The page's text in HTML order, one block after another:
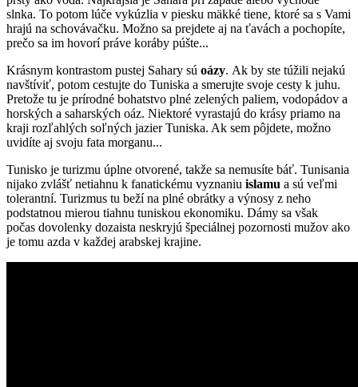
slnka. To potom lúče vykúzlia v piesku mäkké tiene, ktoré sa s Vami
hrajú na schovávačku. Možno sa prejdete aj na ťavách a pochopíte,
prečo sa im hovorí práve koráby púšte...
Krásnym kontrastom pustej Sahary sú oázy. Ak by ste túžili nejakú
navštíviť, potom cestujte do Tuniska a smerujte svoje cesty k juhu.
Pretože tu je prírodné bohatstvo plné zelených paliem, vodopádov a
horských a saharských oáz. Niektoré vyrastajú do krásy priamo na
kraji rozľahlých soľných jazier Tuniska. Ak sem pôjdete, možno
uvidíte aj svoju fata morganu...
Tunisko je turizmu úplne otvorené, takže sa nemusíte báť. Tunisania
nijako zvlášť netiahnu k fanatickému vyznaniu islamu a sú veľmi
tolerantní. Turizmus tu beží na plné obrátky a výnosy z neho
podstatnou mierou tiahnu tuniskou ekonomiku. Dámy sa však
počas dovolenky dozaista neskryjú špeciálnej pozornosti mužov ako
je tomu azda v každej arabskej krajine.